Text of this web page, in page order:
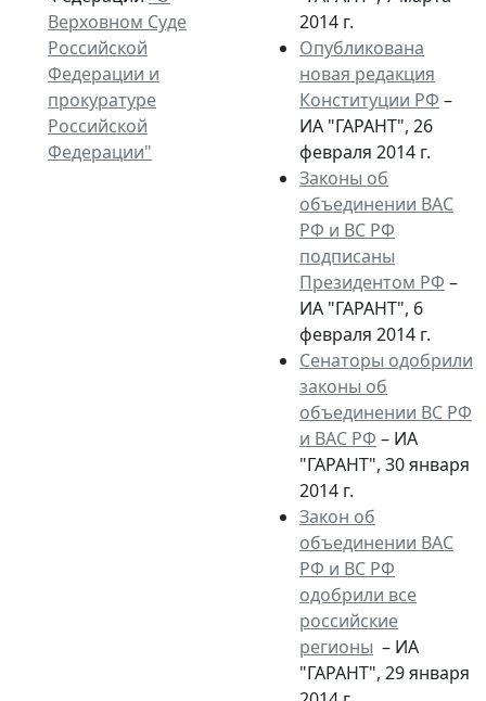
Верховном Суде
Российской
Федерации и
прокуратуре
Российской
Федерации"
2014 г.
Опубликована
новая редакция
Конституции РФ –
ИА "ГАРАНТ", 26
февраля 2014 г.
Законы об
объединении ВАС
РФ и ВС РФ
подписаны
Президентом РФ –
ИА "ГАРАНТ", 6
февраля 2014 г.
Сенаторы одобрили
законы об
объединении ВС РФ
и ВАС РФ – ИА
"ГАРАНТ", 30 января
2014 г.
Закон об
объединении ВАС
РФ и ВС РФ
одобрили все
российские
регионы – ИА
"ГАРАНТ", 29 января